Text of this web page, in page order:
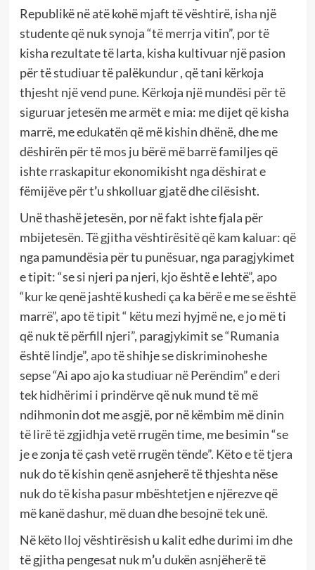
Republikë në atë kohë mjaft të vështirë, isha një
studente që nuk synoja “të merrja vitin”, por të
kisha rezultate të larta, kisha kultivuar një pasion
për të studiuar të palëkundur , që tani kërkoja
thjesht një vend pune. Kërkoja një mundësi për të
siguruar jetesën me armët e mia: me dijet që kisha
marrë, me edukatën që më kishin dhënë, dhe me
dëshirën për të mos ju bërë më barrë familjes që
ishte rraskapitur ekonomikisht nga dëshirat e
fëmijëve për t’u shkolluar gjatë dhe cilësisht.
Unë thashë jetesën, por në fakt ishte fjala për
mbijetesën. Të gjitha vështirësitë që kam kaluar: që
nga pamundësia për tu punësuar, nga paragjykimet
e tipit: “se si njeri pa njeri, kjo është e lehtë”, apo
“kur ke qenë jashtë kushedi ça ka bërë e me se është
marrë”, apo të tipit “ këtu mezi hyjmë ne, e jo më ti
që nuk të përfill njeri”, paragjykimit se “Rumania
është lindje”, apo të shihje se diskriminoheshe
sepse “Ai apo ajo ka studiuar në Perëndim” e deri
tek hidhërimi i prindërve që nuk mund të më
ndihmonin dot me asgjë, por në këmbim më dinin
të lirë të zgjidhja vetë rrugën time, me besimin “se
je e zonja të çash vetë rrugën tënde”. Këto e të tjera
nuk do të kishin qenë asnjeherë të thjeshta nëse
nuk do të kisha pasur mbështetjen e njërezve që
më kanë dashur, më duan dhe besojnë tek unë.
Në këto lloj vështirësish u kalit edhe durimi im dhe
të gjitha pengesat nuk m’u dukën asnjëherë të